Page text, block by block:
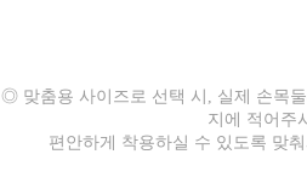
◎ 맞춤용 사이즈로 선택 시, 실제 손목
지에 적어주
편안하게 착용하실 수 있도록 맞